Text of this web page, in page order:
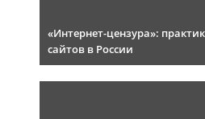
«Интернет-цензура»:
сайтов в России